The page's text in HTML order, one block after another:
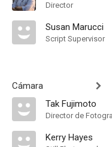
Director
Susan Marucci
Script Supervisor
Cámara
Tak Fujimoto
Director de
Kerry Hayes